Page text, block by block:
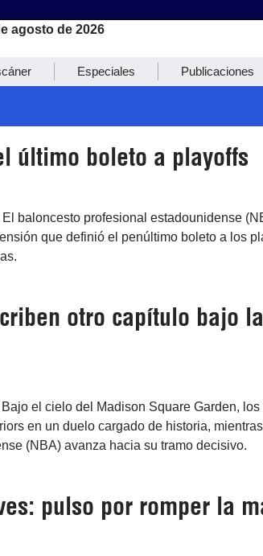
agosto de 2026
Especiales Publicaciones
último boleto a playoffs
baloncesto profesional estadounidense
que definió el penúltimo boleto a los
otro capítulo bajo
el cielo del Madison Square Garden,
en un duelo cargado de historia,
(NBA) avanza hacia su tramo decisivo.
pulso por romper la